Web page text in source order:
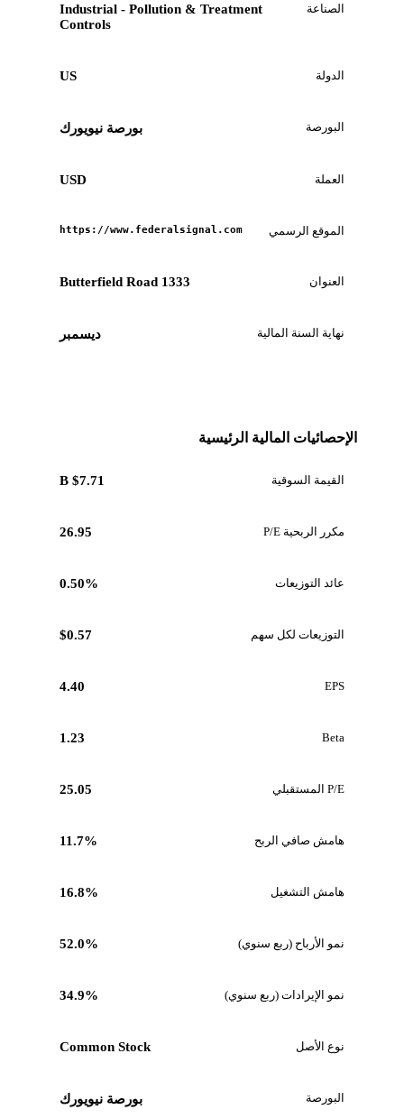
الصناعة
Industrial - Pollution & Treatment
Controls
الدولة US
البورصة بورصة نيويورك
العملة USD
الموقع الرسمي https://www.federalsignal.com
العنوان 1333 Butterfield Road
نهاية السنة المالية ديسمبر
الإحصائيات المالية الرئيسية
القيمة السوقية $7.71 B
مكرر الربحية P/E 26.95
عائد التوزيعات 0.50%
التوزيعات لكل سهم $0.57
EPS
4.40
Beta
1.23
P/E المستقبلي 25.05
هامش صافي الربح 11.7%
هامش التشغيل 16.8%
نمو الأرباح (ربع سنوي) 52.0%
نمو الإيرادات (ربع سنوي) 34.9%
نوع الأصل Common Stock
البورصة بورصة نيويورك